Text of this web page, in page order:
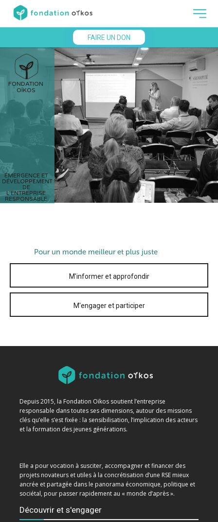
FAIRE UN DON
FONDATION
OÏKOS
ÉMERGENCE ET
DÉVELOPPEMENT
DE
L'ENTREPRISE
RESPONSABLE
Pour un monde meilleur et plus juste
M'informer et approfondir
M'engager et participer
Depuis 2015, la Fondation Oïkos soutient l’entreprise
responsable dans toutes ses dimensions, autour des missions
clés qu’elle s’est fixée : la sensibilisation, l’implication des acteurs
et la formation des jeunes générations.
Elle a pour vocation à susciter, accompagner et financer des
projets novateurs et utiles à la concrétisation d’une RSE mieux
ancrée et partagée dans le panorama économique, politique et
sociétal, pour passer rapidement au « monde d’après ».
Découvrir et s'engager